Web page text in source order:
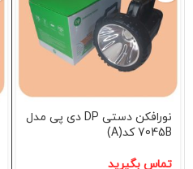
نورافکن دستی DP دی پی مدل
7045B کد(A)
تماس بگیرید